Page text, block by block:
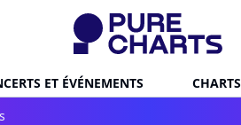
ET ÉVÉNEMENTS CHARTS